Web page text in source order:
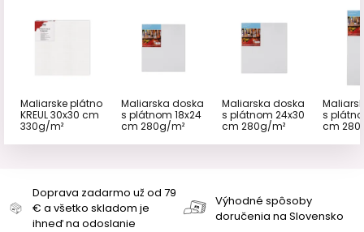
Maliarske plátno
KREUL 30x30 cm
330g/m²
Maliarska doska
s plátnom 18x24
cm 280g/m²
Maliarska doska
s plátnom 24x30
cm 280g/m²
s
cm
Doprava zadarmo už od 79
€ a všetko skladom je
ihneď na odoslanie
Výhodné spôsoby
doručenia na Slovensko